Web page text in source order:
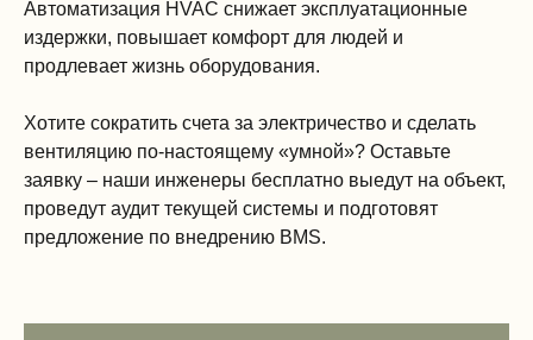
Автоматизация HVAC снижает эксплуатационные
издержки, повышает комфорт для людей и
продлевает жизнь оборудования.
Хотите сократить счета за электричество и сделать
вентиляцию по-настоящему «умной»? Оставьте
заявку – наши инженеры бесплатно выедут на объект,
проведут аудит текущей системы и подготовят
предложение по внедрению BMS.